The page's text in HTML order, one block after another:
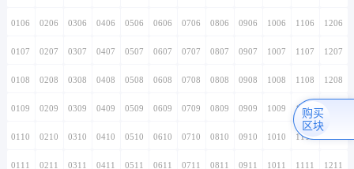
0106 0206 0306 0406 0506 0606 0706 0806 0906 1006 1106 1206
0107 0207 0307 0407 0507 0607 0707 0807 0907 1007 1107 1207
0108 0208 0308 0408 0508 0608 0708 0808 0908 1008 1108 1208
0109 0209 0309 0409 0509 0609 0709 0809 0909 1009 1109
0110 0210 0310 0410 0510 0610 0710 0810 0910 1010 1110
0111 0211 0311 0411 0511 0611 0711 0811 0911 1011 1111 1211
购买
区块